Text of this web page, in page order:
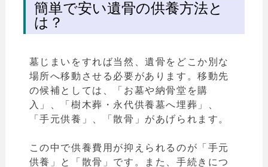
簡単で安い遺骨の供養方法と
は？
墓じまいをすれば当然、遺骨をどこか別な
場所へ移動させる必要があります。移動先
の候補としては、「お墓や納骨堂を購
入」、「樹木葬・永代供養墓へ埋葬」、
「手元供養」、「散骨」があげられます。
この中で供養費用が抑えられるのが「手元
供養」と「散骨」です。また、手続きにつ